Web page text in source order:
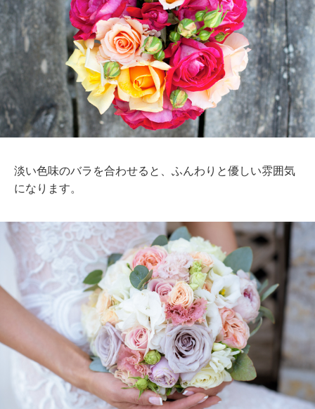
淡い色味のバラを合わせると、ふんわりと優しい雰囲気
になります。